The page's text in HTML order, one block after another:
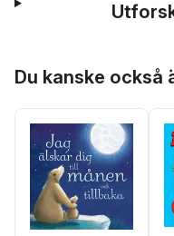
Du kanske också